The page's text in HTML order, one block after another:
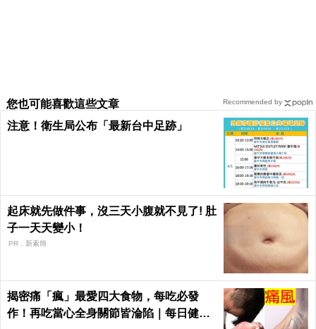
您也可能喜歡這些文章
注意！衛生局公布「最新台中足跡」
起床就先做件事，沒三天小腹就不見了! 肚
子一天天變小！
PR．新素簡
揭密痛「瘋」最愛四大食物，每吃必發
作！再吃當心全身關節皆淪陷｜每日健康
Recommended by